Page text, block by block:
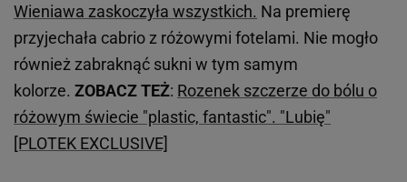
Wieniawa zaskoczyła wszystkich. Na premierę
przyjechała cabrio z różowymi fotelami. Nie mogło
również zabraknąć sukni w tym samym
kolorze. ZOBACZ TEŻ: Rozenek szczerze do bólu o
różowym świecie "plastic, fantastic". "Lubię"
[PLOTEK EXCLUSIVE]